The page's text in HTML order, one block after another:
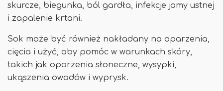
skurcze, biegunka, ból gardła, infekcje jamy ustnej
i zapalenie krtani.
Sok może być również nakładany na oparzenia,
cięcia i użyć, aby pomóc w warunkach skóry,
takich jak oparzenia słoneczne, wysypki,
ukąszenia owadów i wyprysk.